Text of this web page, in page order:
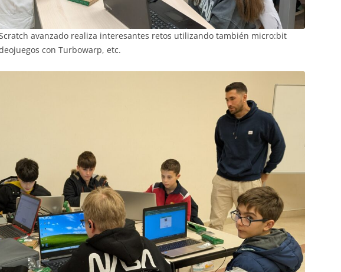
avanzado realiza interesantes retos utilizando también micro:bit
con Turbowarp, etc.